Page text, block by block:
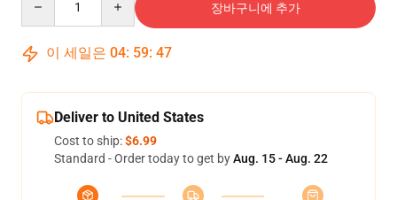
장바구니에 추가
이 세일은 04: 59: 47
Deliver to United States
Cost to ship:$6.99
Standard - Order today to get byAug. 15 - Aug. 22